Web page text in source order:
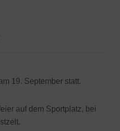
19. September statt.
auf dem Sportplatz, bei